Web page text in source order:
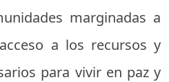
marginadas a
a los recursos y
para vivir en paz y